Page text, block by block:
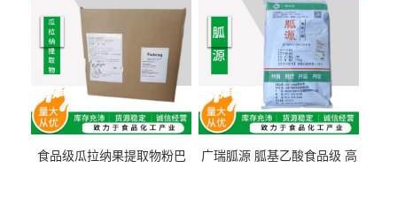
食品级瓜拉纳果提取物粉巴
广瑞胍源 胍基乙酸食品级 高